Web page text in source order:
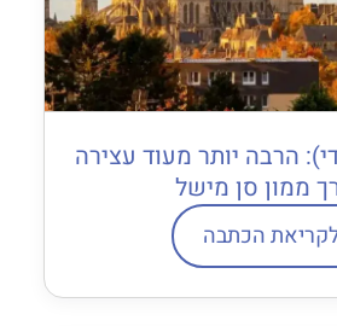
הרבה יותר מעוד עצירה
ממון סן מישל
הכתבה